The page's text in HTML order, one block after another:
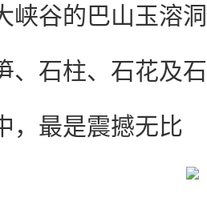
峡谷的巴山玉溶洞
、石柱、石花及
，最是震撼无比